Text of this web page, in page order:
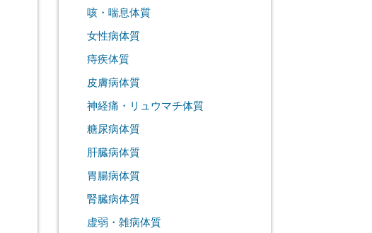
咳・喘息体質
女性病体質
痔疾体質
皮膚病体質
神経痛・リュウマチ体質
糖尿病体質
肝臓病体質
胃腸病体質
腎臓病体質
虚弱・雑病体質